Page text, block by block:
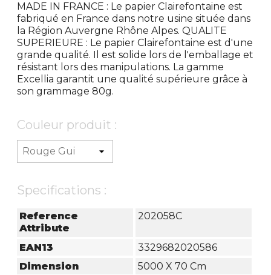
MADE IN FRANCE : Le papier Clairefontaine est
fabriqué en France dans notre usine située dans
la Région Auvergne Rhône Alpes. QUALITE
SUPERIEURE : Le papier Clairefontaine est d'une
grande qualité. Il est solide lors de l'emballage et
résistant lors des manipulations. La gamme
Excellia garantit une qualité supérieure grâce à
son grammage 80g.
Couleur produit :
Specifications :
Reference
Attribute
202058C
EAN13
3329682020586
Dimension
5000 X 70 Cm